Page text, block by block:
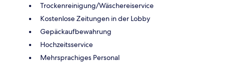
Trockenreinigung/Wäschereiservice
Kostenlose Zeitungen in der Lobby
Gepäckaufbewahrung
Hochzeitsservice
Mehrsprachiges Personal